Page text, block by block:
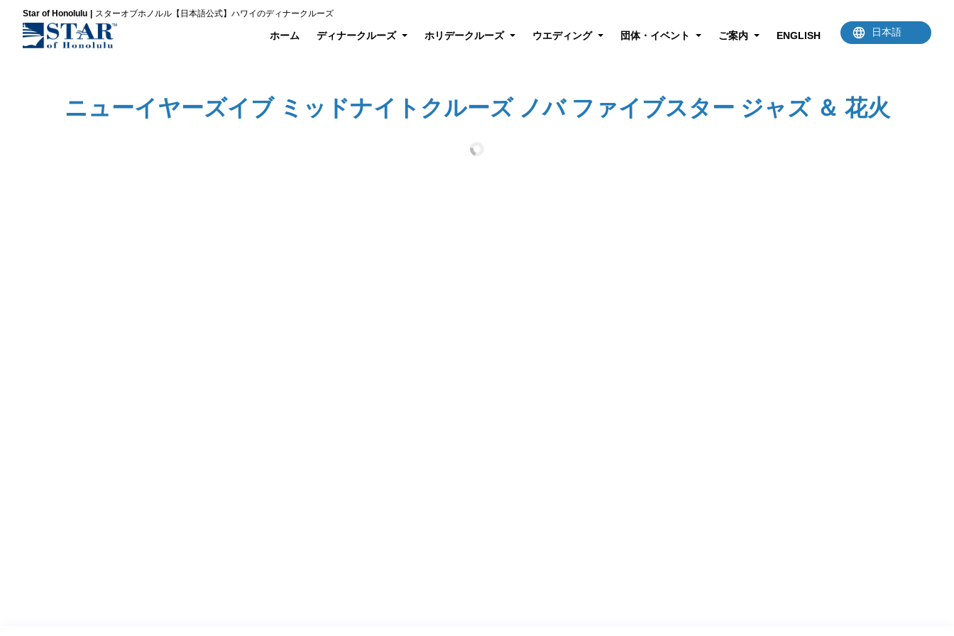
Star of Honolulu スターオブホノルル【日本語公式】ハワイのディナークルーズ
ホーム ディナークルーズ ホリデークルーズ ウエディング 団体・イベント ご案内 ENGLISH
ニューイヤーズイブ ミッドナイトクルーズ ノバ ファイブスター ジャズ ＆ 花火